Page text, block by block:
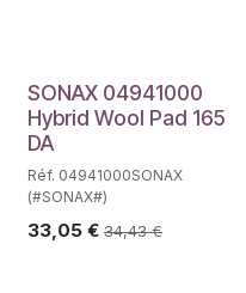
SONAX 04941000
Hybrid Wool Pad 165
DA
Réf. 04941000SONAX
(#SONAX#)
33,05 € 34,43€